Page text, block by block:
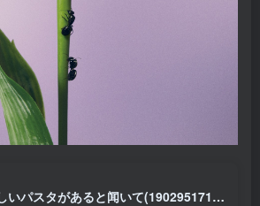
あいみょん – おいしいパスタがあると闻いて(190295171094)【16bit／44.1kHz】日本区